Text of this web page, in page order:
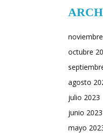
octubre
agosto
julio 2023
junio 2023
mayo